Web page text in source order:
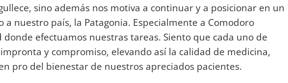
sino además nos motiva a continuar y a posicionar en un
a nuestro país, la Patagonia. Especialmente a Comodoro
donde efectuamos nuestras tareas. Siento que cada uno de
y compromiso, elevando así la calidad de medicina,
pro del bienestar de nuestros apreciados pacientes.